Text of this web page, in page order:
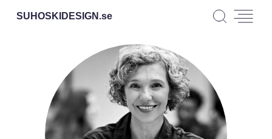
SUHOSKIDESIGN.se